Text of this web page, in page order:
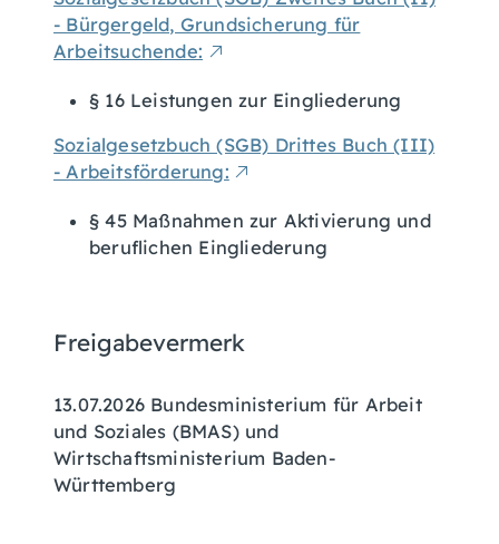
- Bürgergeld, Grundsicherung für
Arbeitsuchende:
§ 16 Leistungen zur Eingliederung
Sozialgesetzbuch (SGB) Drittes Buch (III)
- Arbeitsförderung:
§ 45 Maßnahmen zur Aktivierung und
beruflichen Eingliederung
Freigabevermerk
13.07.2026 Bundesministerium für Arbeit
und Soziales (BMAS) und
Wirtschaftsministerium Baden-
Württemberg